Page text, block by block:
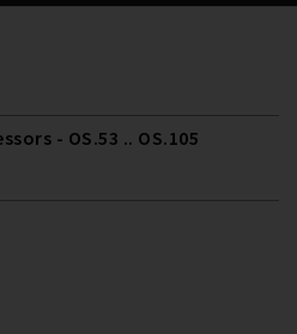
- OS.53 .. OS.105